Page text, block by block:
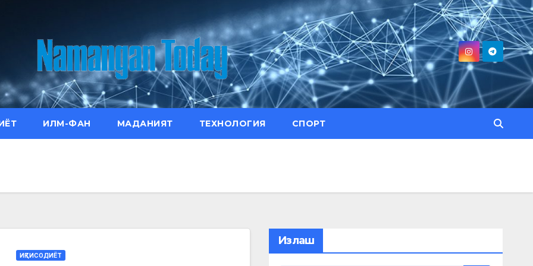
ИЛМ-ФАН МАДАНИЯТ ТЕХНОЛОГИЯ СПОРТ
ИҚТИСОДИЁТ
Излаш